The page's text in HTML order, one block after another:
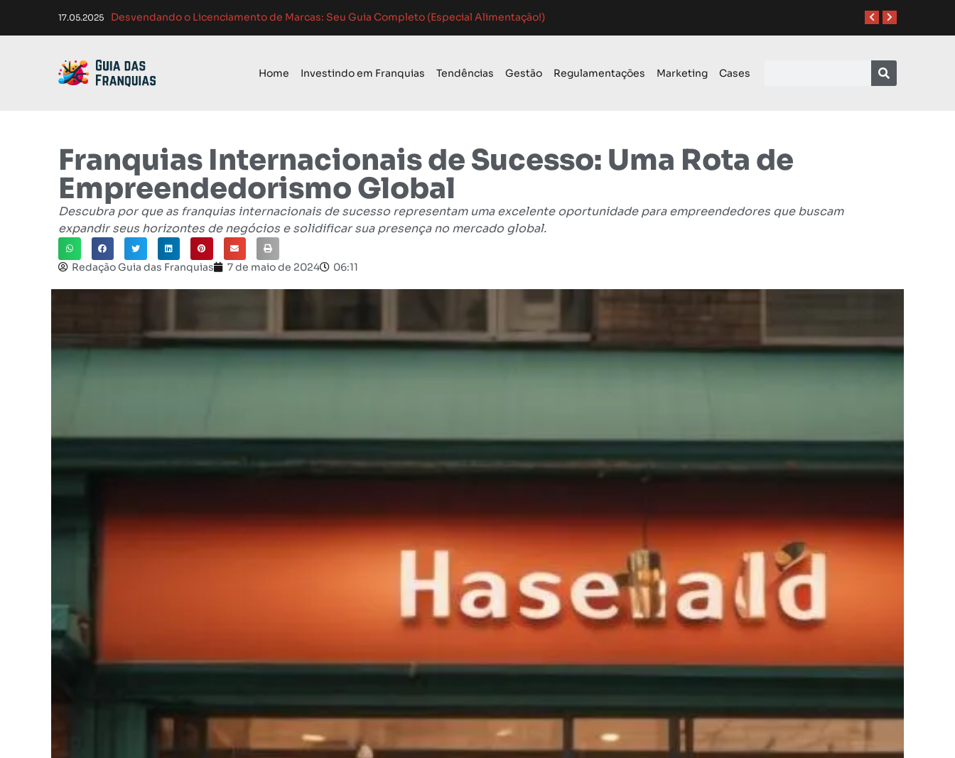
17.05.2025
01.04.2025 Com
Atendimento ao Cliente em Franquias: O Guia Completo para o Sucesso
Melhores Ferramentas de Gerenciamento para Franquias em 2024: Guia Completo
Como Franquias se Adaptam a Mudanças de Mercado: Guia Completo
Home Investindo em Franquias Tendências Gestão Regulamentações Marketing Cases
Franquias Internacionais de Sucesso: Uma Rota de
Empreendedorismo Global
Descubra por que as franquias internacionais de sucesso representam uma excelente oportunidade para empreendedores que buscam
expandir seus horizontes de negócios e solidificar sua presença no mercado global.
Redação Guia das Franquias 7 de maio de 2024 06:11